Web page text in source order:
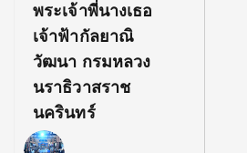
พระเจ้าพี่นางเธอ
เจ้าฟ้ากัลยาณิ
วัฒนา กรมหลวง
นราธิวาสราช
นครินทร์